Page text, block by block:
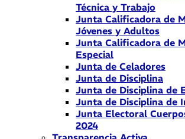
Técnica y Trabajo
Junta Calificadora de
Jóvenes y Adultos
Junta Calificadora de
Especial
Junta de Celadores
Junta de Disciplina
Junta de Disciplina de
Junta de Disciplina de
Junta Electoral
2024